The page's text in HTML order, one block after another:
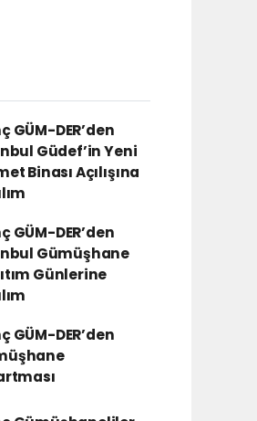
GÜM-DER’den
Güdef’in Yeni
Binası Açılışına
GÜM-DER’den
Gümüşhane
Günlerine
GÜM-DER’den